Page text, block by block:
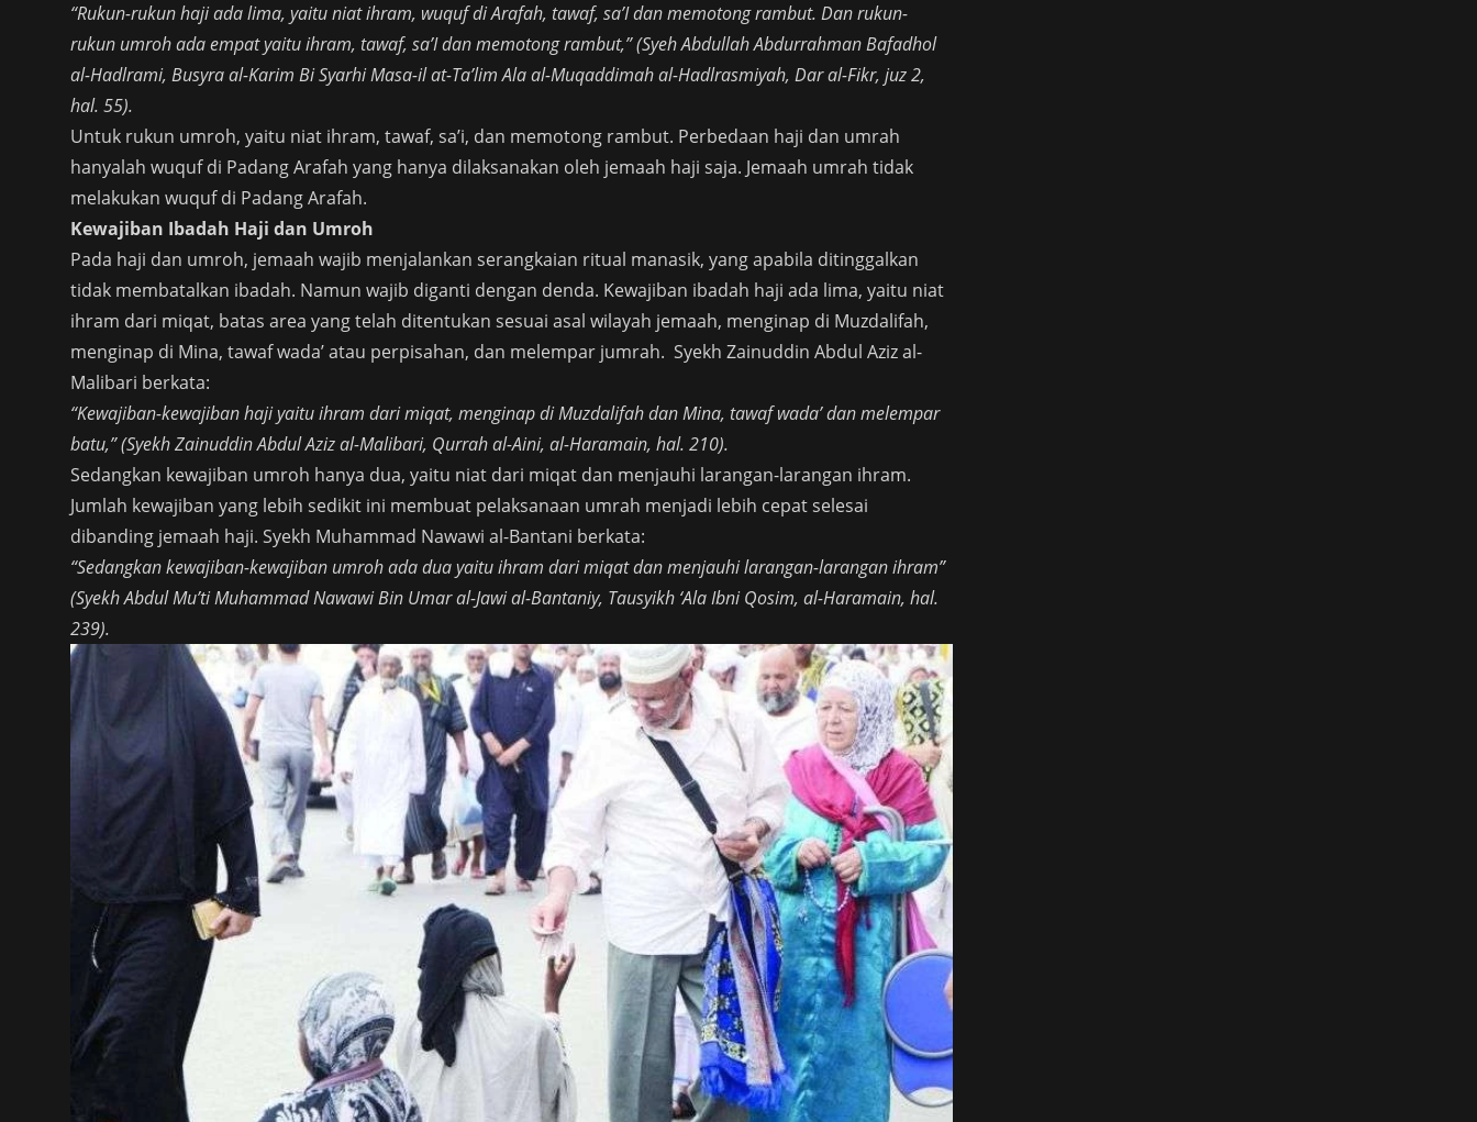
“Rukun-rukun haji ada lima, yaitu niat ihram, wuquf di Arafah, tawaf, sa’I dan memotong rambut. Dan rukun-
rukun umroh ada empat yaitu ihram, tawaf, sa’I dan memotong rambut,” (Syeh Abdullah Abdurrahman Bafadhol
al-Hadlrami, Busyra al-Karim Bi Syarhi Masa-il at-Ta’lim Ala al-Muqaddimah al-Hadlrasmiyah, Dar al-Fikr, juz 2,
hal. 55).
Untuk rukun umroh, yaitu niat ihram, tawaf, sa’i, dan memotong rambut. Perbedaan haji dan umrah
hanyalah wuquf di Padang Arafah yang hanya dilaksanakan oleh jemaah haji saja. Jemaah umrah tidak
melakukan wuquf di Padang Arafah.
Kewajiban Ibadah Haji dan Umroh
Pada haji dan umroh, jemaah wajib menjalankan serangkaian ritual manasik, yang apabila ditinggalkan
tidak membatalkan ibadah. Namun wajib diganti dengan denda. Kewajiban ibadah haji ada lima, yaitu niat
ihram dari miqat, batas area yang telah ditentukan sesuai asal wilayah jemaah, menginap di Muzdalifah,
menginap di Mina, tawaf wada’ atau perpisahan, dan melempar jumrah. Syekh Zainuddin Abdul Aziz al-
Malibari berkata:
“Kewajiban-kewajiban haji yaitu ihram dari miqat, menginap di Muzdalifah dan Mina, tawaf wada’ dan melempar
batu,” (Syekh Zainuddin Abdul Aziz al-Malibari, Qurrah al-Aini, al-Haramain, hal. 210).
Sedangkan kewajiban umroh hanya dua, yaitu niat dari miqat dan menjauhi larangan-larangan ihram.
Jumlah kewajiban yang lebih sedikit ini membuat pelaksanaan umrah menjadi lebih cepat selesai
dibanding jemaah haji. Syekh Muhammad Nawawi al-Bantani berkata:
“Sedangkan kewajiban-kewajiban umroh ada dua yaitu ihram dari miqat dan menjauhi larangan-larangan ihram”
(Syekh Abdul Mu’ti Muhammad Nawawi Bin Umar al-Jawi al-Bantaniy, Tausyikh ‘Ala Ibni Qosim, al-Haramain, hal.
239).